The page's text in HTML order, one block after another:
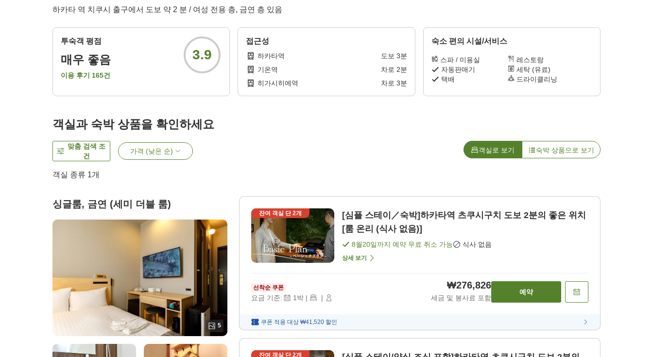
하카타 역 치쿠시 출구에서 도보 약 2 분 / 여성 전용 층, 금연 층 있음
투숙객 평점
매우 좋음
이용 후기 165건
3.9
접근성
하카타역 도보 3분
기온역
차로 2분
히가시히에역
차로 3분
숙소 편의 시설/서비스
스파 / 미용실
레스토랑
자동판매기
세탁 (유료)
택배
드라이클리닝
객실과 숙박 상품을 확인하세요
맞춤 검색 조
건
가격 (낮은 순) 객실로 보기 숙박 상품으로 보기
객실 종류 1개
싱글룸, 금연 (세미 더블 룸)
5
잔여 객실 단2개
[심플 스테이／숙박]하카타역 츠쿠시구치 도보 2분의 좋은 위치
[룸 온리 (식사 없음)]
8월20일까지 예약 무료 취소 가능 식사 없음
상세 보기
선착순 쿠폰
요금 기준: 1박 | |
₩276,826
세금 및 봉사료 포함
예약
쿠폰 적용 대상 ₩41,520 할인
잔여 객실 단2개